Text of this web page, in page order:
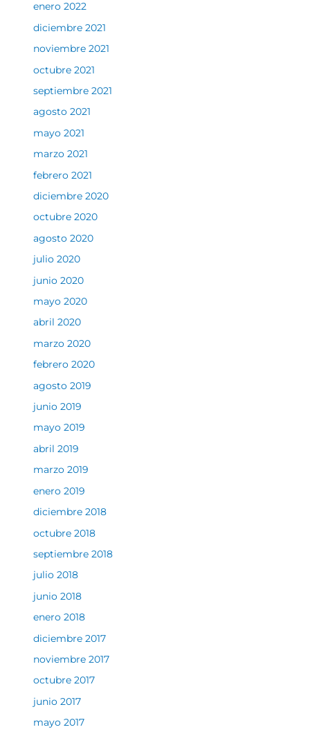
enero 2022
diciembre 2021
noviembre 2021
octubre 2021
septiembre 2021
agosto 2021
mayo 2021
marzo 2021
febrero 2021
diciembre 2020
octubre 2020
agosto 2020
julio 2020
junio 2020
mayo 2020
abril 2020
marzo 2020
febrero 2020
agosto 2019
junio 2019
mayo 2019
abril 2019
marzo 2019
enero 2019
diciembre 2018
octubre 2018
septiembre 2018
julio 2018
junio 2018
enero 2018
diciembre 2017
noviembre 2017
octubre 2017
junio 2017
mayo 2017